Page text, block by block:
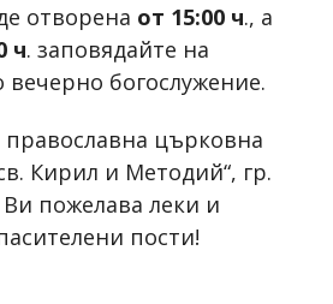
отворена от 15:00 ч., а
ч. заповядайте на
вечерно богослужение.
православна църковна
Кирил и Методий“, гр.
пожелава леки и
пости!